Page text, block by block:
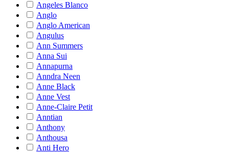
Angeles Blanco
Anglo
Anglo American
Angulus
Ann Summers
Anna Sui
Annapurna
Anndra Neen
Anne Black
Anne Vest
Anne-Claire Petit
Anntian
Anthony
Anthousa
Anti Hero